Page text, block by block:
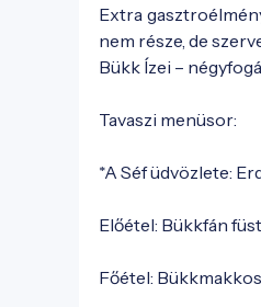
Extra
nem része, de
Bükk Ízei –
Tavaszi menüsor:
*A Séf üdvözlete:
Előétel: Bükkfán
Főétel: